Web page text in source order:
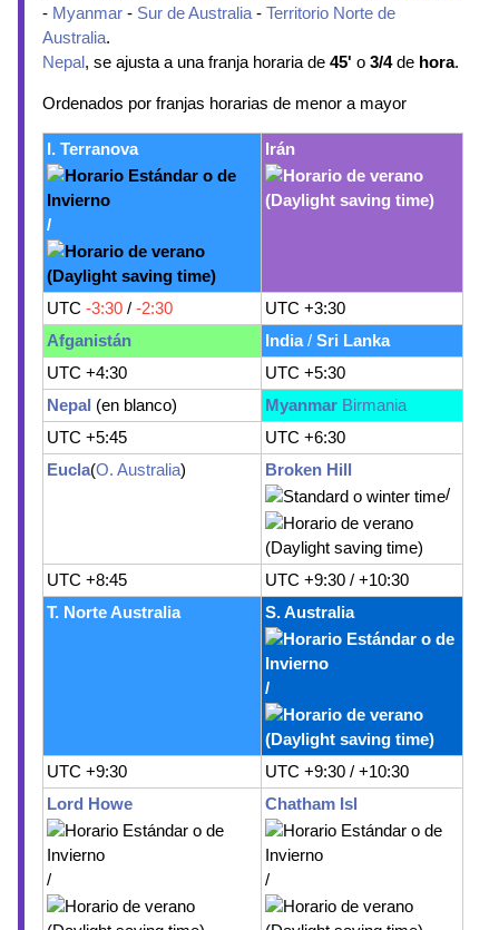
- Myanmar - Sur de Australia- Territorio Norte de
Australia.
Nepal, se ajusta a una franja horaria de 45' o 3/4de hora.
Ordenados por franjas horarias de menor a mayor
I. Terranova
/
Irán
UTC -3:30 / -2:30
UTC +3:30
Afganistán
India / Sri Lanka
UTC +4:30
UTC +5:30
Nepal (en blanco) Myanmar Birmania
UTC +5:45
UTC +6:30
Eucla(O. Australia)
Broken Hill
/
UTC +8:45
UTC +9:30 / +10:30
T. Norte Australia
S. Australia
/
UTC +9:30
UTC +9:30 / +10:30
Lord Howe
/
Chatham Isl
/